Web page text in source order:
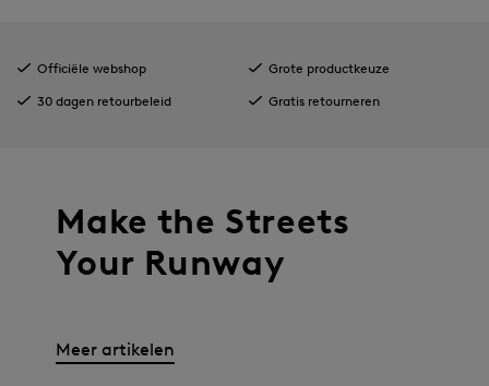
Officiële webshop
Grote productkeuze
30 dagen retourbeleid
Gratis retourneren
Make the Streets
Your Runway
Meer artikelen